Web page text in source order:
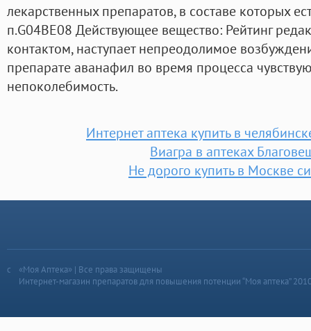
лекарственных препаратов, в составе которых
п.G04BE08 Действующее вещество: Рейтинг
контактом, наступает непреодолимое
препарате аванафил во время процесса
непоколебимость.
Интернет аптека купить в
Виагра в аптеках
Не дорого купить в Москве
«Моя Аптека» | Все права защищены
Интернет-магазин препаратов для повышения потенции “Моя аптека”